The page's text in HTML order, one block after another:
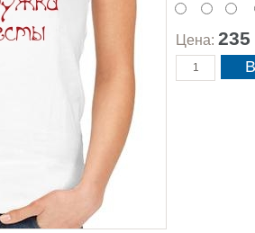
Цена: 235